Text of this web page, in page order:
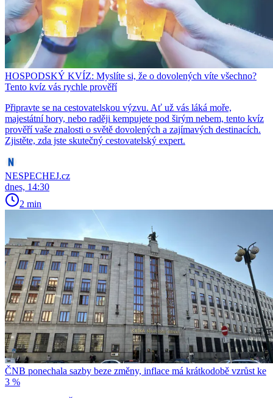
HOSPODSKÝ KVÍZ: Myslíte si, že o dovolených víte všechno?
Tento kvíz vás rychle prověří
Připravte se na cestovatelskou výzvu. Ať už vás láká moře,
majestátní hory, nebo raději kempujete pod širým nebem, tento kvíz
prověří vaše znalosti o světě dovolených a zajímavých destinacích.
Zjistěte, zda jste skutečný cestovatelský expert.
NESPECHEJ.cz
dnes, 14:30
2 min
ČNB ponechala sazby beze změny, inflace má krátkodobě vzrůst ke
3 %